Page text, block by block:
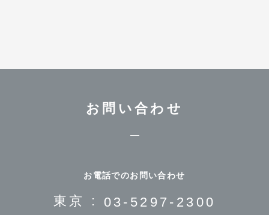
お問い合わせ
お電話でのお問い合わせ
東京 : 03-5297-2300